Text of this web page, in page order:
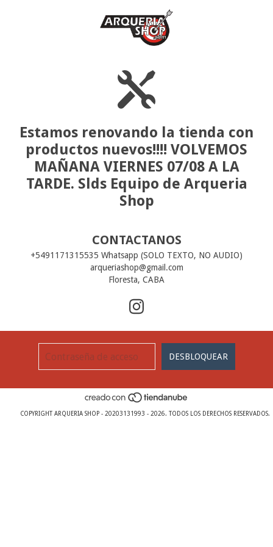
Estamos renovando la tienda con
productos nuevos!!!! VOLVEMOS
MAÑANA VIERNES 07/08 A LA
TARDE. Slds Equipo de Arqueria
Shop
CONTACTANOS
+5491171315535 Whatsapp (SOLO TEXTO, NO AUDIO)
arqueriashop@gmail.com
Floresta, CABA
COPYRIGHT ARQUERIA SHOP - 20203131993 - 2026. TODOS LOS DERECHOS RESERVADOS.